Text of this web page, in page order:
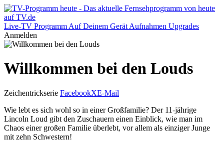
Live-TV Programm Auf Deinem Gerät Aufnahmen Upgrades
Anmelden
Willkommen bei den Louds
Zeichentrickserie FacebookXE-Mail
Wie lebt es sich wohl so in einer Großfamilie? Der 11-jährige
Lincoln Loud gibt den Zuschauern einen Einblick, wie man im
Chaos einer großen Familie überlebt, vor allem als einziger Junge
mit zehn Schwestern!